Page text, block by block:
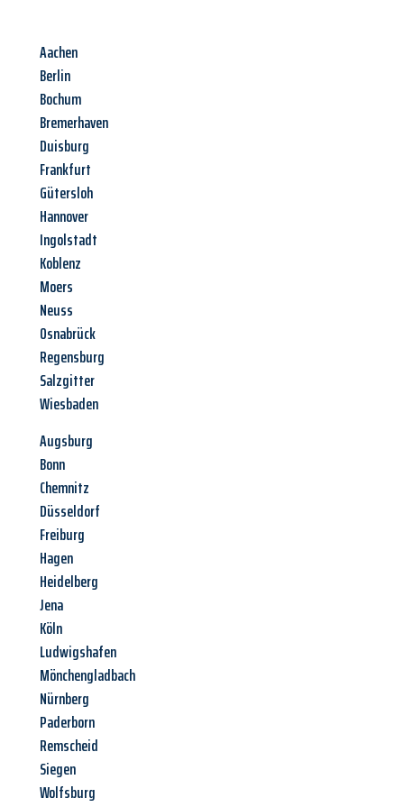
Aachen
Berlin
Bochum
Bremerhaven
Duisburg
Frankfurt
Gütersloh
Hannover
Ingolstadt
Koblenz
Moers
Neuss
Osnabrück
Regensburg
Salzgitter
Wiesbaden
Augsburg
Bonn
Chemnitz
Düsseldorf
Freiburg
Hagen
Heidelberg
Jena
Köln
Ludwigshafen
Mönchengladbach
Nürnberg
Paderborn
Remscheid
Siegen
Wolfsburg